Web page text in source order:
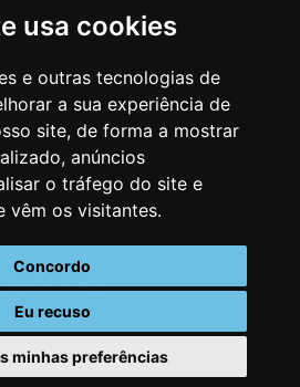
usa cookies
e outras tecnologias de
a sua experiência de
site, de forma a mostrar
anúncios
o tráfego do site e
vêm os visitantes.
Concordo
Eu recuso
minhas preferências
PENSAMOS
SERVIÇOS
& CLIENTES
BLOG
VAGAS